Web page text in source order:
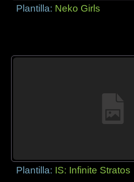
Plantilla: Neko Girls
Plantilla: IS: Infinite Stratos